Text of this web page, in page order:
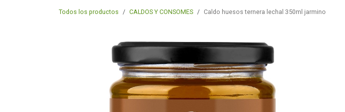
Todos los productos CALDOS Y CONSOMES Caldo huesos ternera lechal 350ml jarmino